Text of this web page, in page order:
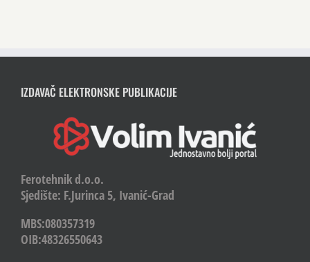
IZDAVAČ ELEKTRONSKE PUBLIKACIJE
Ferotehnik d.o.o.
Sjedište: F.Jurinca 5, Ivanić-Grad
MBS:080357319
OIB:48326550643